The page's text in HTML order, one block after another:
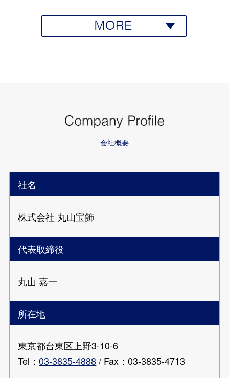
会社概要
社名
株式会社 丸山宝飾
代表取締役
丸山 嘉一
所在地
東京都台東区上野3-10-6
Tel：03-3835-4888/ Fax：03-3835-4713